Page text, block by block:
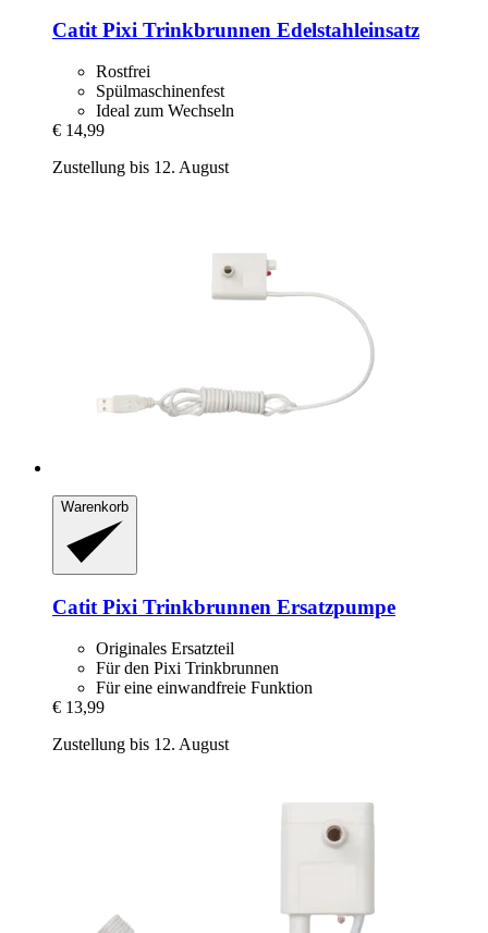
Catit Pixi Trinkbrunnen Edelstahleinsatz
Rostfrei
Spülmaschinenfest
Ideal zum Wechseln
€ 14,99
Zustellung bis 12. August
Warenkorb
Catit Pixi Trinkbrunnen Ersatzpumpe
Originales Ersatzteil
Für den Pixi Trinkbrunnen
Für eine einwandfreie Funktion
€ 13,99
Zustellung bis 12. August